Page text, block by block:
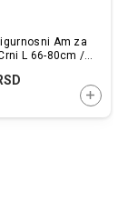
Am za
L 66-80cm /